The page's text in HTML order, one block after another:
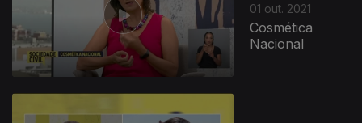
01 out. 2021
Cosmética
Nacional